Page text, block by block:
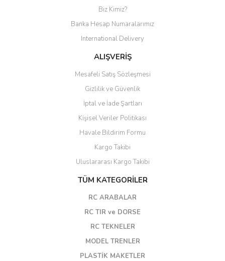
Biz Kimiz?
Banka Hesap Numaralarımız
International Delivery
ALIŞVERİŞ
Mesafeli Satış Sözleşmesi
Gizlilik ve Güvenlik
İptal ve İade Şartları
Kişisel Veriler Politikası
Havale Bildirim Formu
Kargo Takibi
Uluslararası Kargo Takibi
TÜM KATEGORİLER
RC ARABALAR
RC TIR ve DORSE
RC TEKNELER
MODEL TRENLER
PLASTİK MAKETLER